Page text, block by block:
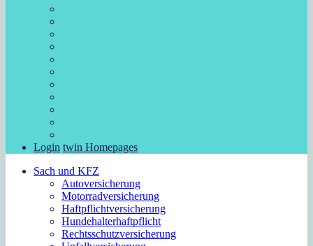
Login twin Homepages
Sach und KFZ
Autoversicherung
Motorradversicherung
Haftpflichtversicherung
Hundehalterhaftpflicht
Rechtsschutzversicherung